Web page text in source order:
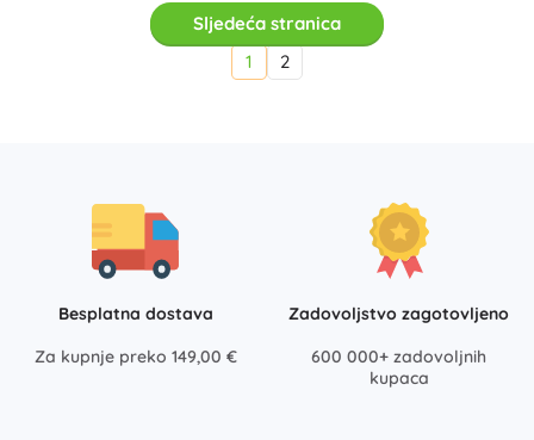
Sljedeća stranica
1
2
Besplatna dostava
Za kupnje preko 149,00 €
Zadovoljstvo zagotovljeno
600 000+ zadovoljnih
kupaca